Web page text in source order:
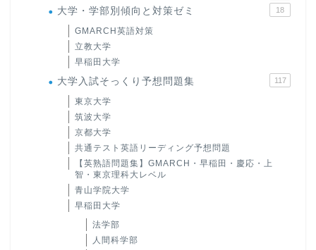
大学・学部別傾向と対策ゼミ 18
GMARCH英語対策
立教大学
早稲田大学
大学入試そっくり予想問題集 117
東京大学
筑波大学
京都大学
共通テスト英語リーディング予想問題
【英熟語問題集】GMARCH・早稲田・慶応・上
智・東京理科大レベル
青山学院大学
早稲田大学
法学部
人間科学部